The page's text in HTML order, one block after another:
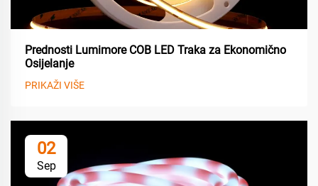
Prednosti Lumimore COB LED Traka za Ekonomično
Osijelanje
PRIKAŽI VIŠE
02
Sep